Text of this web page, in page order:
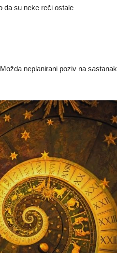
da su neke reči ostale
neplanirani poziv na sastanak